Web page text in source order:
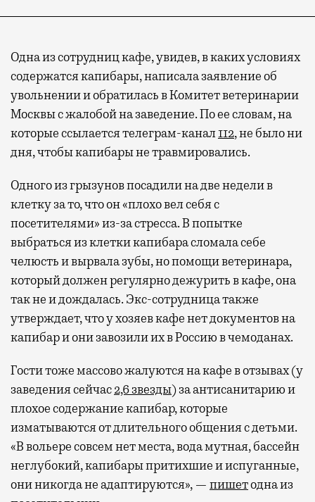
Одна из сотрудниц кафе, увидев, в каких условиях
содержатся капибары, написала заявление об
увольнении и обратилась в Комитет ветеринарии
Москвы с жалобой на заведение. По ее словам, на
которые ссылается телеграм-канал112, не было ни
дня, чтобы капибары не травмировались.
Одного из грызунов посадили на две недели в
клетку за то, что он «плохо вел себя с
посетителями» из-за стресса. В попытке
выбраться из клетки капибара сломала себе
челюсть и вырвала зубы, но помощи ветеринара,
который должен регулярно дежурить в кафе, она
так не и дождалась. Экс-сотрудница также
утверждает, что у хозяев кафе нет документов на
капибар и они завозили их в Россию в чемоданах.
Гости тоже массово жалуются на кафе в отзывах (у
заведения сейчас2,6 звезды) за антисанитарию и
плохое содержание капибар, которые
изматываются от длительного общения с детьми.
«В вольере совсем нет места, вода мутная, бассейн
неглубокий, капибары притихшие и испуганные,
они никогда не адаптируются», — пишетодна из